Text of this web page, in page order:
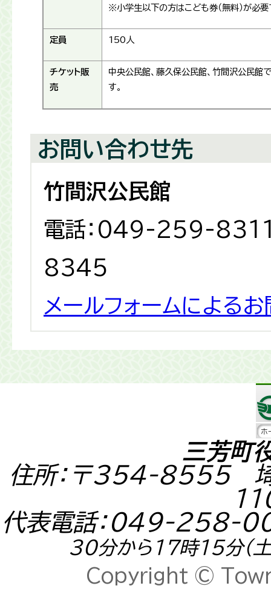
※小学生以下の方はこども券（無料）が必要
定員 150人
チケット販
売
中央公民館、藤久保公民館、竹間沢公民館
す。
お問い合わせ先
竹間沢公民館
電話：049-259-
8345
メールフォームによる
三芳町
住所：〒354-8555
代表電話：049-258-
30分から17時15分（
Copyright ©